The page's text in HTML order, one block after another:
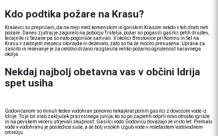
Kdo podtika požare na Krasu?
Kraševci so prepričani, da na meji med komenskim in goriškim Krasom nekdo v teh dneh neti
požare. Danes zjutraj je zagorelo na pobočju Trstelja, požar so pogasili gasilci petih društev,
tečajniki iz Sežane pa so nato pogorišče sanirali. V okolici Brestovice pri Komnu in Sel na
Krasu v zadnjem mesecu skorajda ni deževalo, zato so tla že močno presušena. Uprava za
zaščito in reševanje je za celotno državo razglasila veliko požarno ogroženost naravnega
okolja.
Nekdaj najbolj obetavna vas v občini Idrija
spet usiha
Godovičanom so minuli teden vodohran ponovno nekajkrat polnili gasilci z dovozom vode iz
Idrije. To je bil slab zaključek prazničnega junija, ko so po zapletih odprli novo otroško igrišče
in na pevskem večeru utrjevali skupnost. Gasilci vodo Godoviču dovažajo že vrsto let. Premalo
vode v vodohranu je posledica suše, a še bolj visokih izgub vode v rešetastem vodovodnem
omrežju.